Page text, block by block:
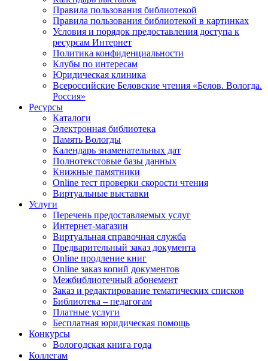
Правила пользования библиотекой
Правила пользования библиотекой в картинках
Условия и порядок предоставления доступа к
ресурсам Интернет
Политика конфиденциальности
Клубы по интересам
Юридическая клиника
Всероссийские Беловские чтения «Белов. Вологда.
Россия»
Ресурсы
Каталоги
Электронная библиотека
Память Вологды
Календарь знаменательных дат
Полнотекстовые базы данных
Книжные памятники
Online тест проверки скорости чтения
Виртуальные выставки
Услуги
Перечень предоставляемых услуг
Интернет-магазин
Виртуальная справочная служба
Предварительный заказ документа
Online продление книг
Online заказ копий документов
Межбиблиотечный абонемент
Заказ и редактирование тематических списков
Библиотека – педагогам
Платные услуги
Бесплатная юридическая помощь
Конкурсы
Вологодская книга года
Коллегам